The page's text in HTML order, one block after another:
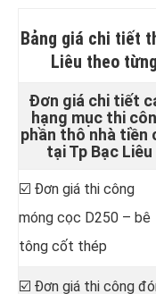
Bảng giá chi tiết
Liêu theo
Đơn giá chi tiết
hạng mục thi
phần thô nhà tiền
tại Tp Bạc Liêu
☑️ Đơn giá thi công
móng cọc D250 – bê
tông cốt thép
☑️ Đơn giá thi công